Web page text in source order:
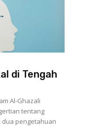
di Tengah
Al-Ghazali
tentang
pengetahuan